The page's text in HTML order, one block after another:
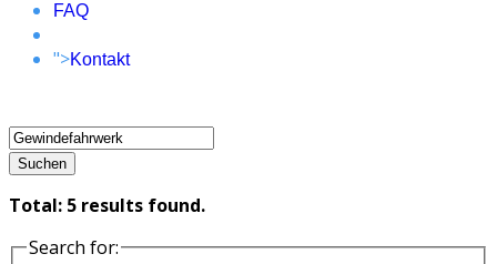
FAQ
">Kontakt
Suchen
Total: 5 results found.
Search for: